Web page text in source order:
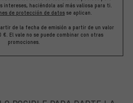
intereses, haciéndola así más valiosa para ti.
de protección de datos se aplican.
de la fecha de emisión a partir de un valor
€. El vale no se puede combinar con otras
promociones.